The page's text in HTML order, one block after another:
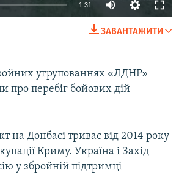
720p 1080p
1:31
720p
ЗАВАНТАЖИТИ
угрупованнях «ЛДНР»
про перебіг бойових дій
на Донбасі триває від 2014 року
Криму. Україна і Захід
у збройній підтримці